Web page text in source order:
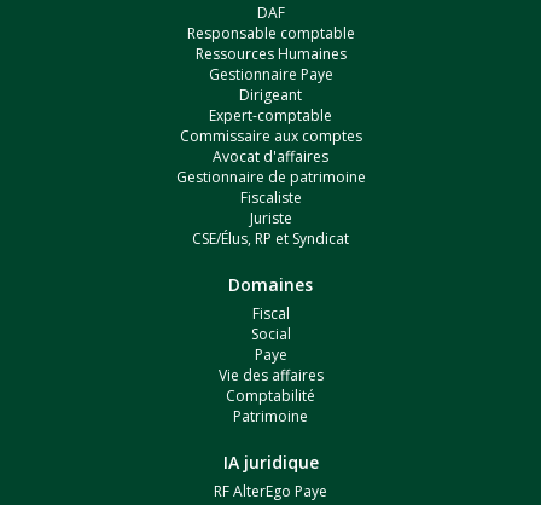
DAF
Responsable comptable
Ressources Humaines
Gestionnaire Paye
Dirigeant
Expert-comptable
Commissaire aux comptes
Avocat d'affaires
Gestionnaire de patrimoine
Fiscaliste
Juriste
CSE/Élus, RP et Syndicat
Domaines
Fiscal
Social
Paye
Vie des affaires
Comptabilité
Patrimoine
IA juridique
RF AlterEgo Paye